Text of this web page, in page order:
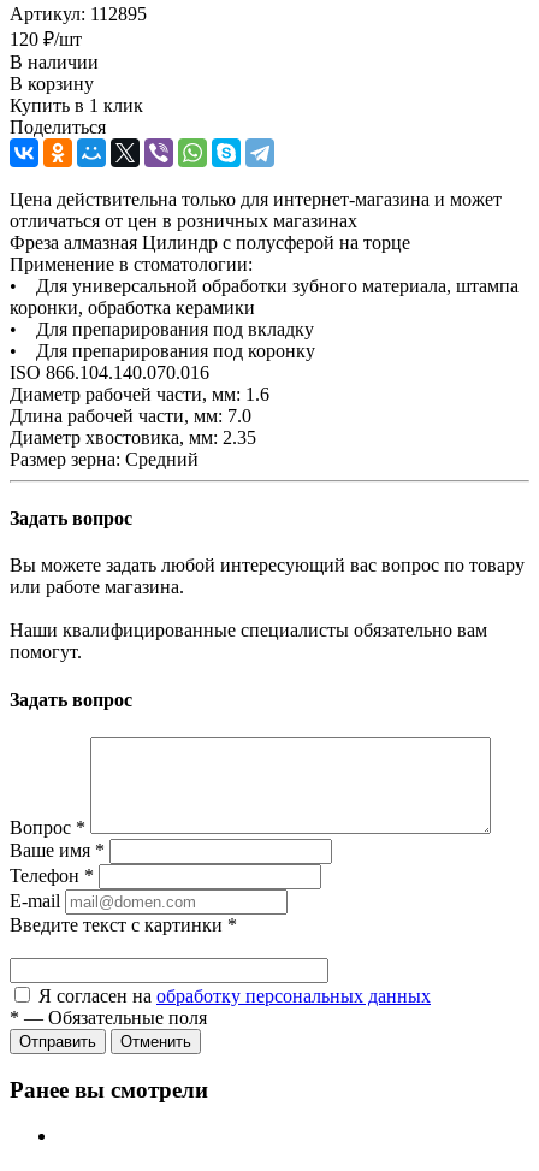
Артикул: 112895
120 ₽/шт
В наличии
В корзину
Купить в 1 клик
Поделиться
Цена действительна только для интернет-магазина и может
отличаться от цен в розничных магазинах
Фреза алмазная Цилиндр с полусферой на торце
Применение в стоматологии:
• Для универсальной обработки зубного материала, штампа
коронки, обработка керамики
• Для препарирования под вкладку
• Для препарирования под коронку
ISO 866.104.140.070.016
Диаметр рабочей части, мм: 1.6
Длина рабочей части, мм: 7.0
Диаметр хвостовика, мм: 2.35
Размер зерна: Средний
Задать вопрос
Вы можете задать любой интересующий вас вопрос по товару
или работе магазина.
Наши квалифицированные специалисты обязательно вам
помогут.
Задать вопрос
Вопрос *
Ваше имя *
Телефон *
E-mail
Введите текст с картинки *
Я согласен на обработку персональных данных
* — Обязательные поля
Отправить Отменить
Ранее вы смотрели